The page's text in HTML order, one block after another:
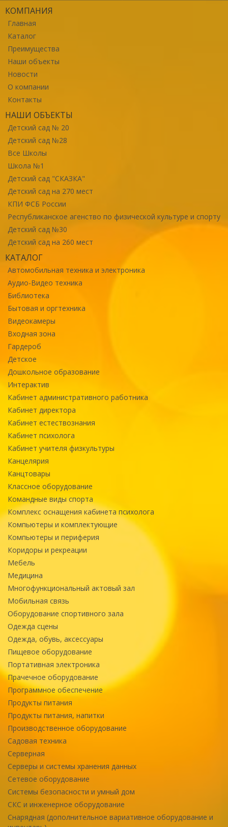
КОМПАНИЯ
Главная
Каталог
Преимущества
Наши объекты
Новости
О компании
Контакты
НАШИ ОБЪЕКТЫ
Детский сад № 20
Детский сад №28
Все Школы
Школа №1
Детский сад "СКАЗКА"
Детский сад на 270 мест
КПИ ФСБ России
Республиканское агенство по физической культуре и спорту
Детский сад №30
Детский сад на 260 мест
КАТАЛОГ
Автомобильная техника и электроника
Аудио-Видео техника
Библиотека
Бытовая и оргтехника
Видеокамеры
Входная зона
Гардероб
Детское
Дошкольное образование
Интерактив
Кабинет административного работника
Кабинет директора
Кабинет естествознания
Кабинет психолога
Кабинет учителя физкультуры
Канцелярия
Канцтовары
Классное оборудование
Командные виды спорта
Комплекс оснащения кабинета психолога
Компьютеры и комплектующие
Компьютеры и периферия
Коридоры и рекреации
Мебель
Медицина
Многофункциональный актовый зал
Мобильная связь
Оборудование спортивного зала
Одежда сцены
Одежда, обувь, аксессуары
Пищевое оборудование
Портативная электроника
Прачечное оборудование
Программное обеспечение
Продукты питания
Продукты питания, напитки
Производственное оборудование
Садовая техника
Серверная
Серверы и системы хранения данных
Сетевое оборудование
Системы безопасности и умный дом
СКС и инженерное оборудование
Снарядная (дополнительное вариативное оборудование и